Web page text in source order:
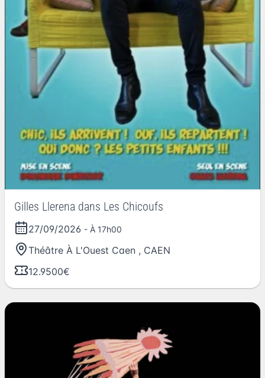
Gilles Llerena dans Les Chicoufs
27/09/2026 - À 17h00
Théâtre À L'Ouest Caen , CAEN
12.9500€